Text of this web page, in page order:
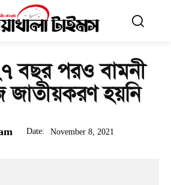
বছর পরও বামনী
জাতীয়করণ হয়নি
Date: November 8, 2021